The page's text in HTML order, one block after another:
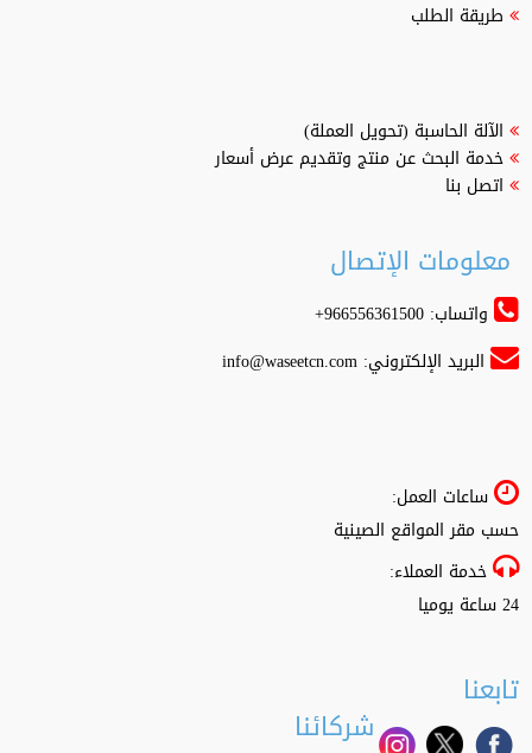
طريقة الطلب
الآلة الحاسبة (تحويل العملة)
خدمة البحث عن منتج وتقديم عرض أسعار
اتصل بنا
معلومات الإتصال
واتساب: 966556361500+
البريد الإلكتروني:info@waseetcn.com
ساعات العمل:
حسب مقر المواقع الصينية
خدمة العملاء:
24 ساعة يوميا
تابعنا
شركائنا